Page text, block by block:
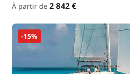
À partir de 2 842 €
-15%